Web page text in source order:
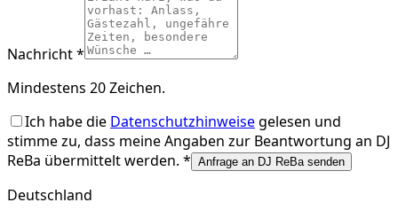
Nachricht *
Mindestens 20 Zeichen.
Ich habe die Datenschutzhinweisegelesen und
stimme zu, dass meine Angaben zur Beantwortung an DJ
ReBa übermittelt werden. * Anfrage an DJ ReBa senden
Deutschland